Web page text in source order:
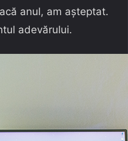
anul, am așteptat.
adevărului.